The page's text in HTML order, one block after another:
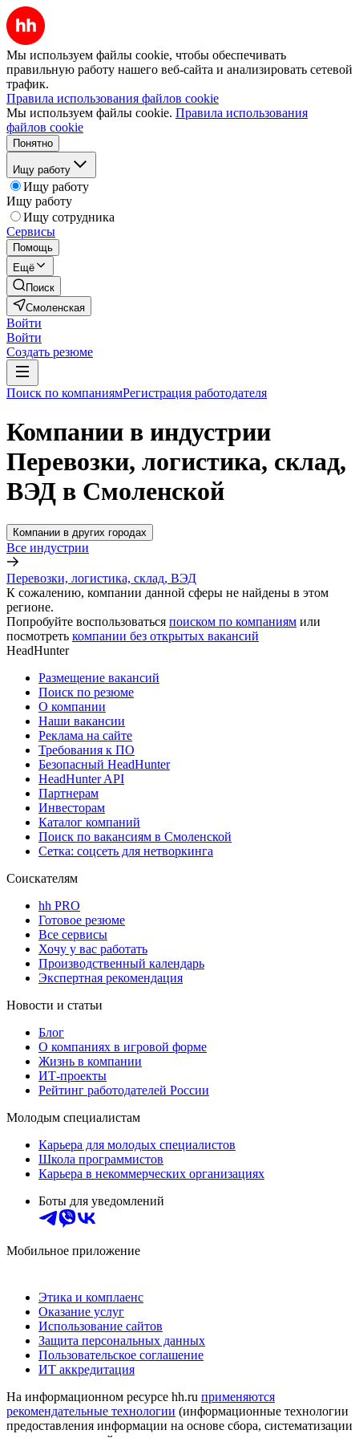
Мы используем файлы cookie, чтобы обеспечивать
правильную работу нашего веб-сайта и анализировать сетевой
трафик.
Правила использования файлов cookie
Мы используем файлы cookie. Правила использования
файлов cookie
Понятно
Ищу работу
Ищу работу
Ищу работу
Ищу сотрудника
Сервисы
Помощь
Ещё
Поиск
Смоленская
Войти
Войти
Создать резюме
Поиск по компаниямРегистрация работодателя
Компании в индустрии
Перевозки, логистика, склад,
ВЭД в Смоленской
Компании в других городах
Все индустрии
Перевозки, логистика, склад, ВЭД
К сожалению, компании данной сферы не найдены в этом
регионе.
Попробуйте воспользоваться поиском по компаниям или
посмотреть компании без открытых вакансий
HeadHunter
Размещение вакансий
Поиск по резюме
О компании
Наши вакансии
Реклама на сайте
Требования к ПО
Безопасный HeadHunter
HeadHunter API
Партнерам
Инвесторам
Каталог компаний
Поиск по вакансиям в Смоленской
Сетка: соцсеть для нетворкинга
Соискателям
hh PRO
Готовое резюме
Все сервисы
Хочу у вас работать
Производственный календарь
Экспертная рекомендация
Новости и статьи
Блог
О компаниях в игровой форме
Жизнь в компании
ИТ-проекты
Рейтинг работодателей России
Молодым специалистам
Карьера для молодых специалистов
Школа программистов
Карьера в некоммерческих организациях
Боты для уведомлений
Мобильное приложение
Этика и комплаенс
Оказание услуг
Использование сайтов
Защита персональных данных
Пользовательское соглашение
ИТ аккредитация
На информационном ресурсе hh.ru применяются
рекомендательные технологии (информационные технологии
предоставления информации на основе сбора, систематизации